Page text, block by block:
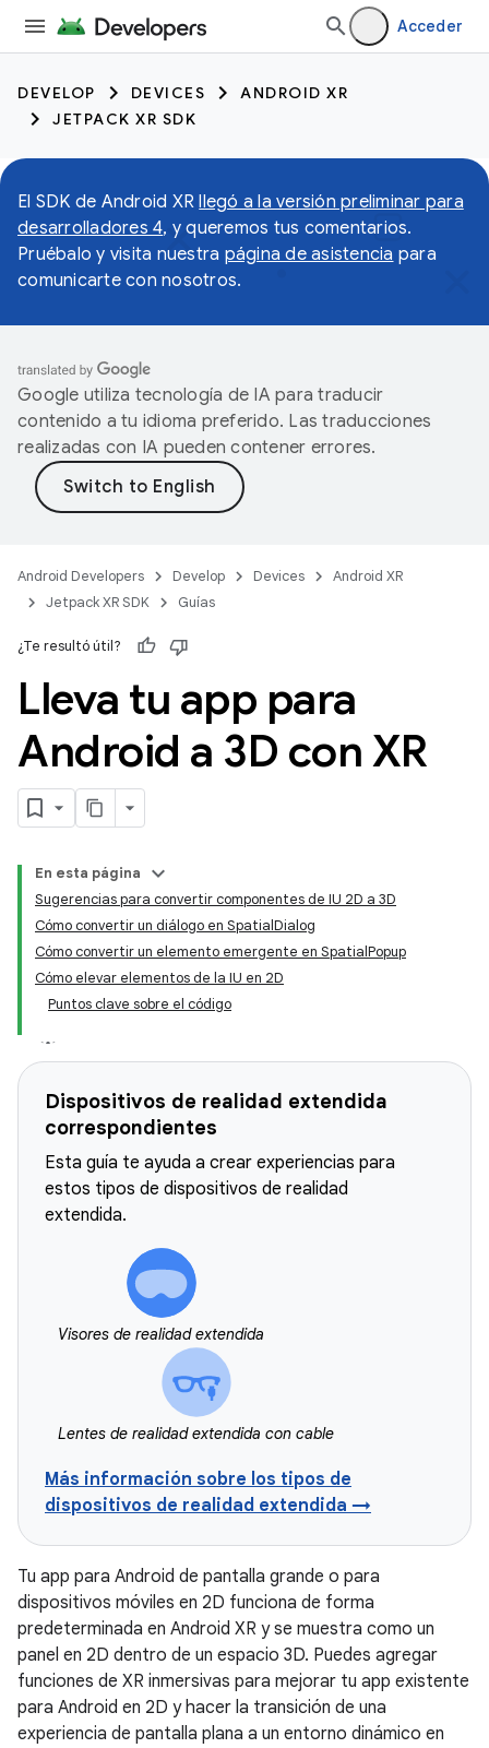
Acceder
DEVELOP DEVICES
ANDROID XR
JETPACK XR SDK
El SDK de Android XRllegó a la versión preliminar para
desarrolladores 4, y queremos tus comentarios.
Pruébalo y visita nuestra página de asistencia para
comunicarte con nosotros.
Google utiliza tecnología de IA para traducir
contenido a tu idioma preferido. Las traducciones
realizadas con IA pueden contener errores.
Android Developers Develop Devices
Android XR
Jetpack XR SDK
Guías
¿Te resultó útil?
Lleva tu app para
Android a 3D con XR
En esta página
Sugerencias para convertir componentes de IU 2D a 3D
Cómo convertir un diálogo en SpatialDialog
Cómo convertir un elemento emergente en SpatialPopup
Cómo elevar elementos de la IU en 2D
Puntos clave sobre el código
Dispositivos de realidad extendida
correspondientes
Esta guía te ayuda a crear experiencias para
estos tipos de dispositivos de realidad
extendida.
Visores de realidad extendida
Lentes de realidad extendida con cable
Más información sobre los tipos de
dispositivos de realidad extendida →
Tu app para Android de pantalla grande o para
dispositivos móviles en 2D funciona de forma
predeterminada en Android XR y se muestra como un
panel en 2D dentro de un espacio 3D. Puedes agregar
funciones de XR inmersivas para mejorar tu app existente
para Android en 2D y hacer la transición de una
experiencia de pantalla plana a un entorno dinámico en